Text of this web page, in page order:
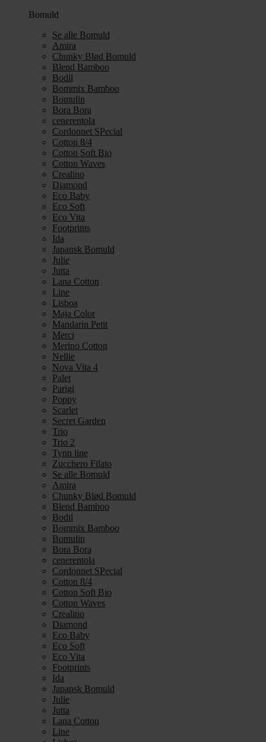
Bomuld
Se alle Bomuld
Amira
Chunky Blød Bomuld
Blend Bamboo
Bodil
Bommix Bamboo
Bomulin
Bora Bora
cenerentola
Cordonnet SPecial
Cotton 8/4
Cotton Soft Bio
Cotton Waves
Crealino
Diamond
Eco Baby
Eco Soft
Eco Vita
Footprints
Ida
Japansk Bomuld
Julie
Jutta
Lana Cotton
Line
Lisboa
Maja Color
Mandarin Petit
Merci
Merino Cotton
Nellie
Nova Vita 4
Palet
Parigi
Poppy
Scarlet
Secret Garden
Trio
Trio 2
Tynn line
Zucchero Filato
Se alle Bomuld
Amira
Chunky Blød Bomuld
Blend Bamboo
Bodil
Bommix Bamboo
Bomulin
Bora Bora
cenerentola
Cordonnet SPecial
Cotton 8/4
Cotton Soft Bio
Cotton Waves
Crealino
Diamond
Eco Baby
Eco Soft
Eco Vita
Footprints
Ida
Japansk Bomuld
Julie
Jutta
Lana Cotton
Line